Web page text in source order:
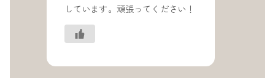
しています。頑張ってください！